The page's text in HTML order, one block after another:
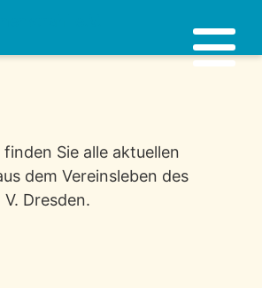
Sie alle aktuellen
dem Vereinsleben des
Dresden.